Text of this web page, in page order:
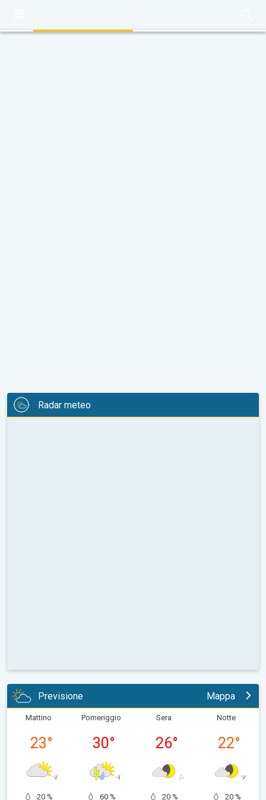
Radar meteo
Previsione Mappa
Mattino
23°
20 %
Pomeriggio
30°
60 %
Sera
26°
20 %
Notte
22°
20 %